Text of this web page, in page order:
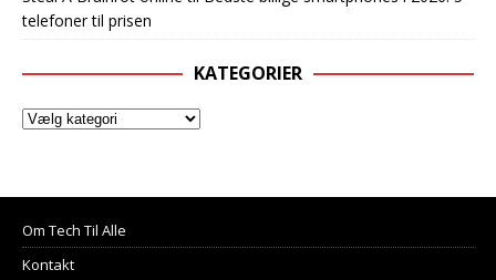
telefoner til prisen
KATEGORIER
Om Tech Til Alle
Kontakt